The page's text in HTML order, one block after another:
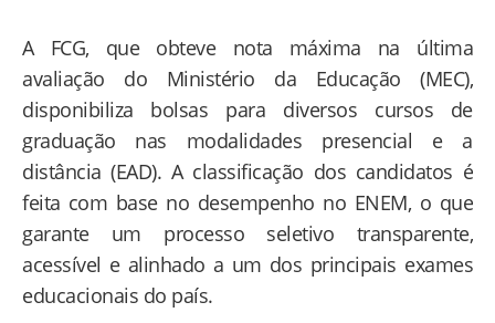
A FCG, que obteve nota máxima na última
avaliação do Ministério da Educação (MEC),
disponibiliza bolsas para diversos cursos de
graduação nas modalidades presencial e a
distância (EAD). A classificação dos candidatos é
feita com base no desempenho no ENEM, o que
garante um processo seletivo transparente,
acessível e alinhado a um dos principais exames
educacionais do país.